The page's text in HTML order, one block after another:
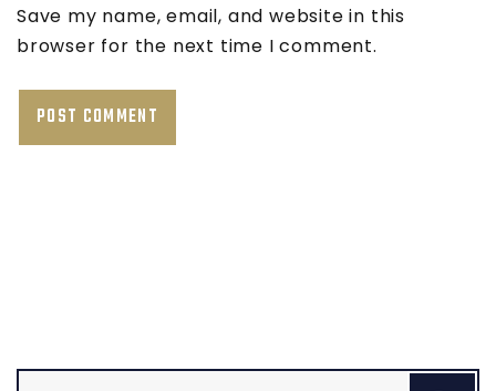
Save my name, email, and website in this
browser for the next time I comment.